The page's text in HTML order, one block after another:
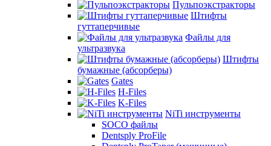
Пульпоэкстракторы
Штифты
гуттаперчивые
Файлы для
ультразвука
Штифты
бумажные (абсорберы)
Gates
H-Files
K-Files
NiTi инструменты
SOCO файлы
Dentsply ProFile